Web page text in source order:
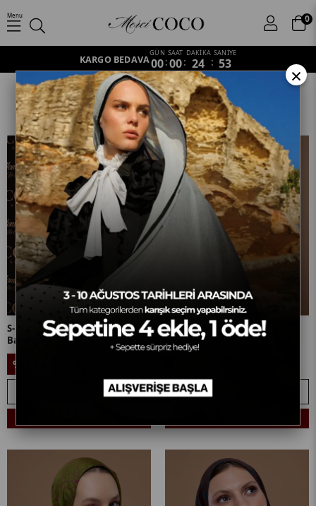
0
Menu
KARGO BEDAVA
GÜN
00:
SAAT
00:
DAKİKA
24 :
SANİYE
49
Efsunlu
Anasayfa Koleksiyonlar Ottoman Efsunlu
S-EFSUNLU-59-KAP Tuğba
Bağ'ın Lacivert & Bej Efsunlu
Desen Şal Tercihi
%11
S-EFSUNLU-79 Bakır & Gece
Laciverti Efsunlu Desen Şal
×